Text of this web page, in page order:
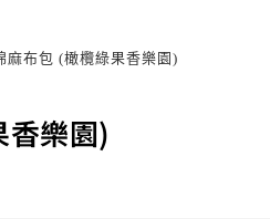
麻布包 (橄欖綠果香樂園)
香樂園)